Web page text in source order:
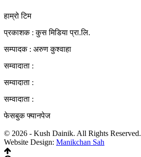
हाम्रो टिम
प्रकाशक : कुस मिडिया प्रा‍.लि.
सम्पादक : अरुण कुश्वाहा
सम्वादाता :
सम्वादाता :
सम्वादाता :
फेसबुक फ्यानपेज
© 2026 - Kush Dainik. All Rights Reserved.
Website Design: Manikchan Sah